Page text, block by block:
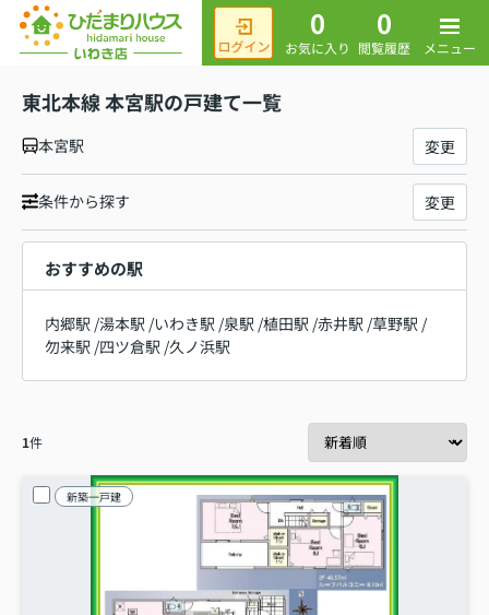
0
お気に入り
0
閲覧履歴 メニュー
東北本線 本宮駅の戸建て一覧
本宮駅 変更
条件から探す 変更
おすすめの駅
内郷駅 /湯本駅 /いわき駅 /泉駅 /植田駅 /赤井駅 /草野駅 /
勿来駅 /四ツ倉駅 /久ノ浜駅
1件
新築一戸建